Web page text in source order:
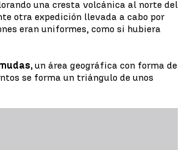
una cresta volcánica al norte del
otra expedición llevada a cabo por
eran uniformes, como si hubiera
un área geográfica con forma de
se forma un triángulo de unos